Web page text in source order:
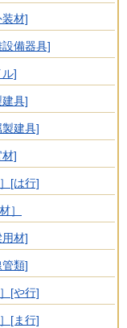
材]
備器具]
]
具]
建具]
]
[は行]
］
材]
類]
[や行]
[ま行]